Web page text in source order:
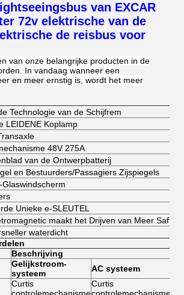
van EXCAR
72v elektrische van de
de reisbus voor
van onze belangrijke producten in de
In vandaag wanneer een
en meer ernstig is, wordt het meer
Technologie van de Schijfrem
LEIDENE Koplamp
48V 275A
van de Ontwerpbatterij
en Bestuurders/Passagiers Zijspiegels
Unieke e-SLEUTEL
maakt het Drijven van Meer Safty
waterdicht
Beschrijving
Gelijkstroom-
systeem
AC systeem
Curtis
Curtis